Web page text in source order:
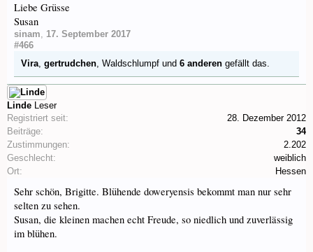
Liebe Grüsse
Susan
sinam, 17. September 2017
#466
Vira, gertrudchen, Waldschlumpf und 6 anderen gefällt das.
Linde Leser
Registriert seit:
28. Dezember 2012
Beiträge:
34
Zustimmungen:
2.202
Geschlecht:
weiblich
Ort:
Hessen
Sehr schön, Brigitte. Blühende doweryensis bekommt man nur sehr
selten zu sehen.
Susan, die kleinen machen echt Freude, so niedlich und zuverlässig
im blühen.